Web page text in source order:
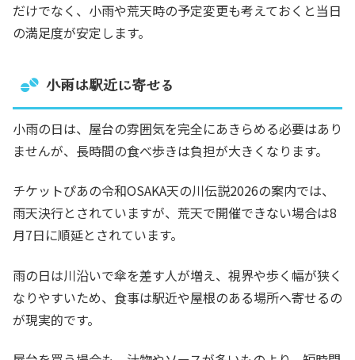
だけでなく、小雨や荒天時の予定変更も考えておくと当日
の満足度が安定します。
小雨は駅近に寄せる
小雨の日は、屋台の雰囲気を完全にあきらめる必要はあり
ませんが、長時間の食べ歩きは負担が大きくなります。
チケットぴあの令和OSAKA天の川伝説2026の案内では、
雨天決行とされていますが、荒天で開催できない場合は8
月7日に順延とされています。
雨の日は川沿いで傘を差す人が増え、視界や歩く幅が狭く
なりやすいため、食事は駅近や屋根のある場所へ寄せるの
が現実的です。